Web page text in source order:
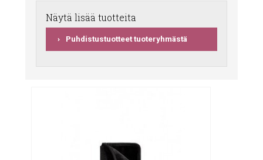
Näytä lisää tuotteita
Puhdistustuotteet tuoteryhmästä